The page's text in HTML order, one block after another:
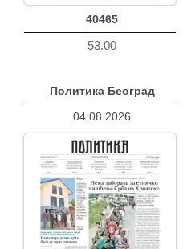
40465
53.00
Политика Београд
04.08.2026